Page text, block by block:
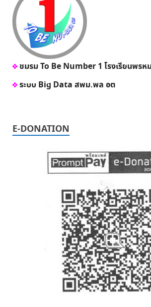
ชมรม To Be Number 1 โรงเรียนพรห
ระบบ Big Data สพม.พล อต
E-DONATION